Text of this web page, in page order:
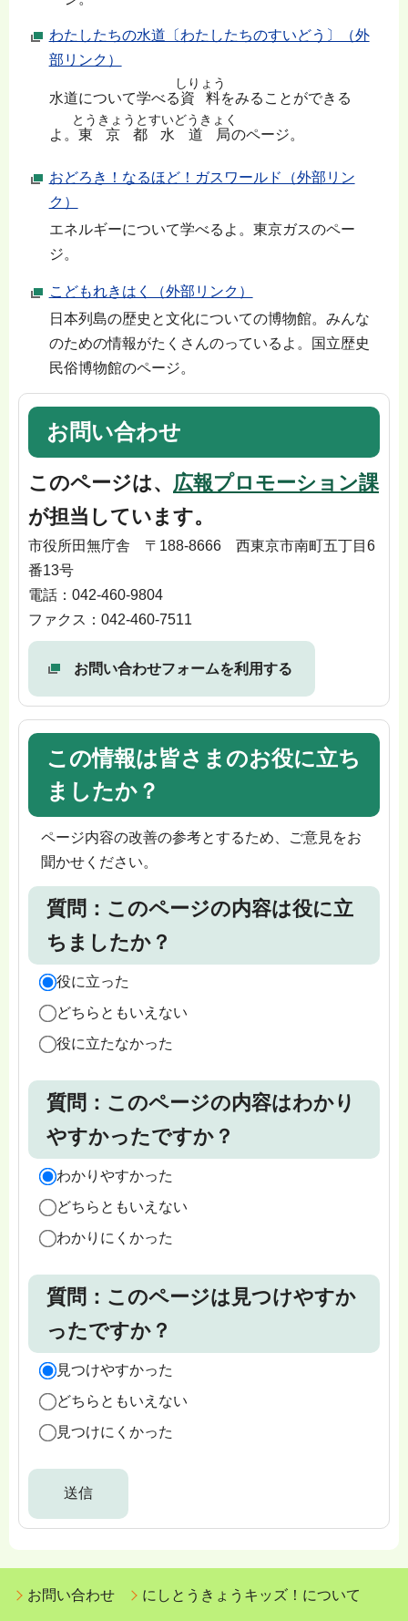
わたしたちの水道〔わたしたちのすいどう〕（外
部リンク）
水道について学べる資料
しりょう
をみることができる
よ。 東京都水道局
とうきょうとすいどうきょく
のページ。
おどろき！なるほど！ガスワールド（外部リン
ク）
エネルギーについて学べるよ。東京ガスのペー
ジ。
こどもれきはく（外部リンク）
日本列島の歴史と文化についての博物館。みんな
のための情報がたくさんのっているよ。国立歴史
民俗博物館のページ。
お問い合わせ
このページは、 広報プロモーション課
が担当しています。
市役所田無庁舎 〒188-8666 西東京市南町五丁目6
番13号
電話：042-460-9804
ファクス：042-460-7511
お問い合わせフォームを利用する
この情報は皆さまのお役に立ち
ましたか？
ページ内容の改善の参考とするため、ご意見をお
聞かせください。
質問：このページの内容は役に立
ちましたか？
役に立った
どちらともいえない
役に立たなかった
質問：このページの内容はわかり
やすかったですか？
わかりやすかった
どちらともいえない
わかりにくかった
質問：このページは見つけやすか
ったですか？
見つけやすかった
どちらともいえない
見つけにくかった
お問い合わせ にしとうきょうキッズ！について